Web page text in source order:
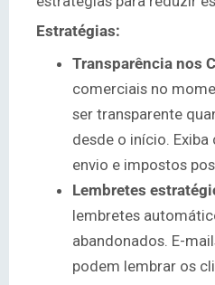
Estratégias:
Transparência nos
comerciais no
ser transparente
desde o início.
envio e impostos
Lembretes
lembretes
abandonados. E-
podem lembrar os